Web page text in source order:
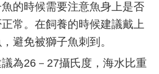
的時候需要注意魚身上是否
常。在飼養的時候建議戴上
避免被獅子魚刺到。
為26－27攝氏度，海水比重